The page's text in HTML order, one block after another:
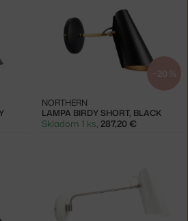
−20 %
LAMPA BIRDY SHORT, BLACK
NORTHERN
Skladom 1 ks, 287,20 €